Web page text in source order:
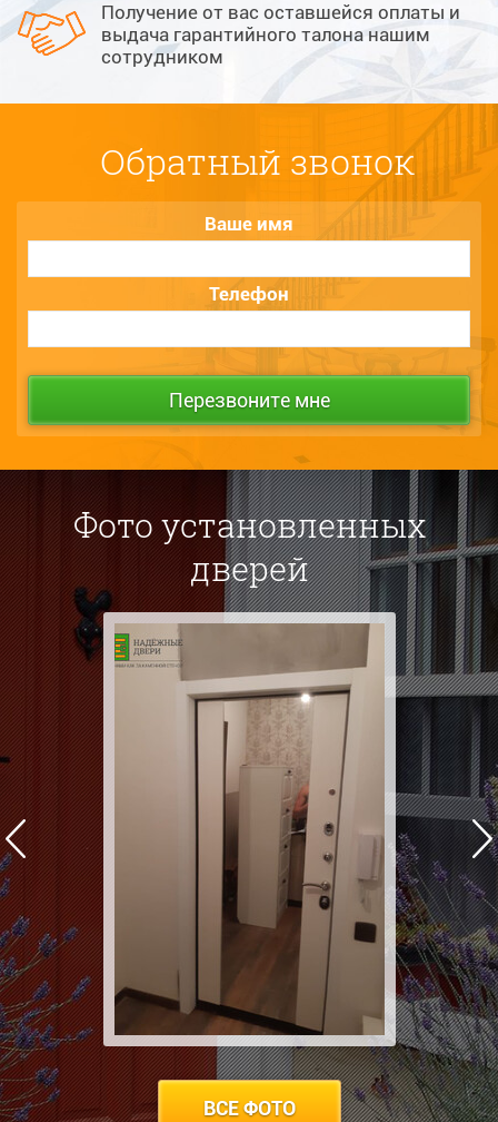
Получение от вас оставшейся оплаты и
выдача гарантийного талона нашим
сотрудником
Обратный звонок
Ваше имя
Телефон
Фото установленных
дверей
ВСЕ ФОТО